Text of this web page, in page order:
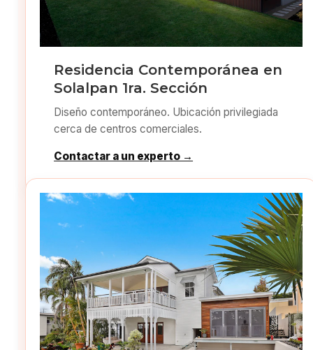
Residencia Contemporánea en
Solalpan 1ra. Sección
Diseño contemporáneo. Ubicación privilegiada
cerca de centros comerciales.
Contactar a un experto →